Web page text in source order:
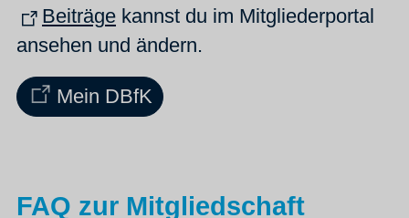
Beiträge kannst du im Mitgliederportal
ansehen und ändern.
Mein DBfK
FAQ zur Mitgliedschaft